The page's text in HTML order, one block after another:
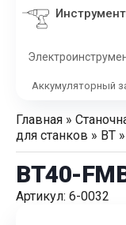
Инструмент
Аккумуляторный
Главная »
для станков » BT »
BT40-
Артикул: 6-0032